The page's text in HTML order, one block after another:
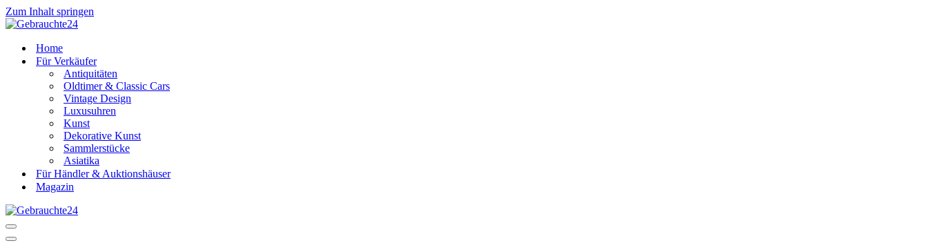
Zum Inhalt springen
Home
Für Verkäufer
Antiquitäten
Oldtimer & Classic Cars
Vintage Design
Luxusuhren
Kunst
Dekorative Kunst
Sammlerstücke
Asiatika
Für Händler & Auktionshäuser
Magazin
Navigationsmenü
Navigationsmenü